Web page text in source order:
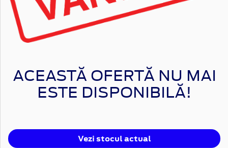
ACEASTĂ OFERTĂ NU MAI
ESTE DISPONIBILĂ!
Vezi stocul actual